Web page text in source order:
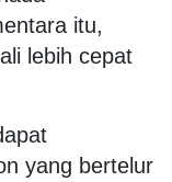
itu,
lebih cepat
yang bertelur